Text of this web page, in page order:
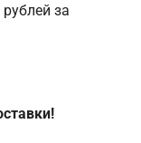
за